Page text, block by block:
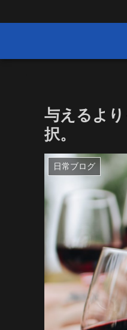
与えるよ
択。
日常ブログ